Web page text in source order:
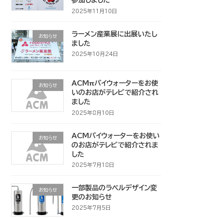
2025年11月10日
お知らせ
ラーメン産業展に出展いたし
ました
2025年10月24日
お知らせ
ACMπパイウォーターをお使
いのお店がテレビで紹介され
ました
2025年8月10日
お知らせ
ACMパイウォーターをお使い
のお店がテレビで紹介されま
した
2025年7月18日
お知らせ
一部製品のラベルデザイン変
更のお知らせ
2025年7月5日